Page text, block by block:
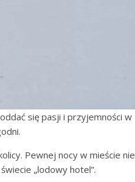
się pasji i przyjemności w
Pewnej nocy w mieście nie
„lodowy hotel”.